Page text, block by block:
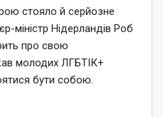
стояло й серйозне
міністр Нідерландів Роб
про свою
молодих ЛГБТІК+
бути собою.